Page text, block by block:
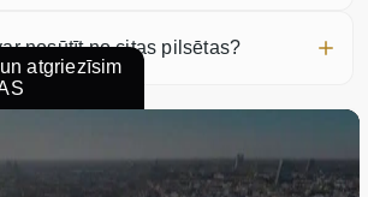
nosūtīt no citas pilsētas?
atgriezīsim